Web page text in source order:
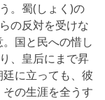
。蜀(しょく)の
の反対を受けな
国と民への惜し
、皇后にまで昇
に立っても、彼
の生涯を全うす